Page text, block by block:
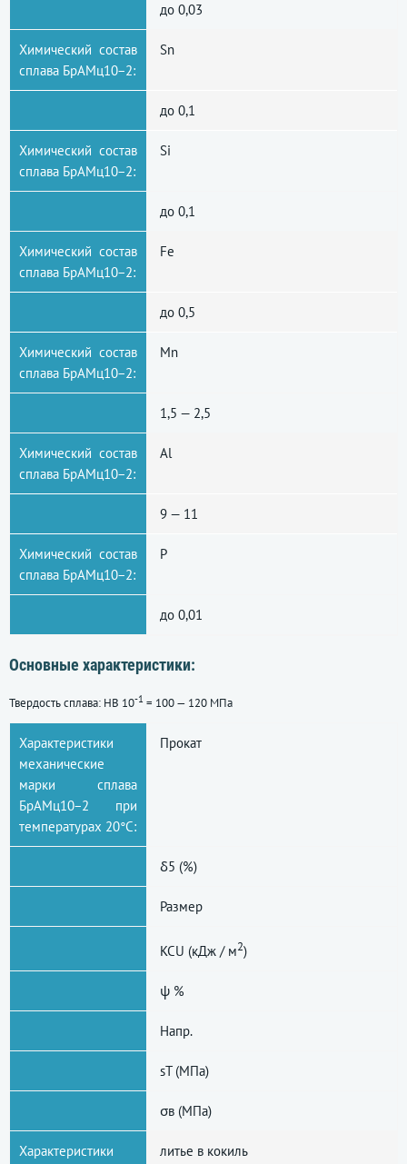
до 0,03
Химический состав
сплава БрАМц10−2:
Sn
до 0,1
Химический состав
сплава БрАМц10−2:
Si
до 0,1
Химический состав
сплава БрАМц10−2:
Fe
до 0,5
Химический состав
сплава БрАМц10−2:
Mn
1,5 — 2,5
Химический состав
сплава БрАМц10−2:
Al
9 — 11
Химический состав
сплава БрАМц10−2:
P
до 0,01
Основные характеристики:
Твердость сплава: HB 10-1 = 100 — 120 МПа
Характеристики
механические
марки сплава
БрАМц10−2 при
температурах 20°С:
Прокат
δ5 (%)
Размер
KCU (кДж / м2)
ψ %
Напр.
sT (МПа)
σв (МПа)
Характеристики
литье в кокиль